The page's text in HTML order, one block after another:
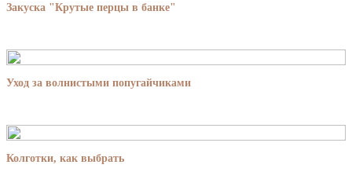
Закуска "Крутые перцы в банке"
Уход за волнистыми попугайчиками
Колготки, как выбрать